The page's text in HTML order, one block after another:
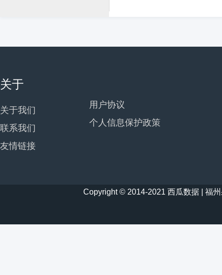
关于
关于我们
联系我们
友情链接
用户协议
个人信息保护政策
Copyright © 2014-2021 西瓜数据 | 福